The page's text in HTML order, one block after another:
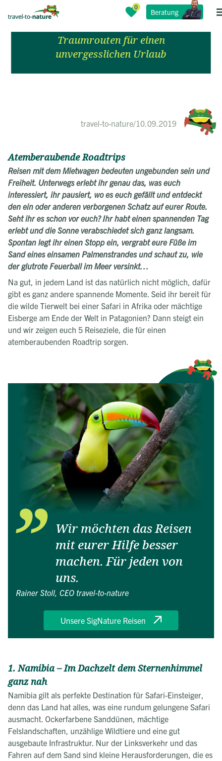
Beratung
Die 5 schönsten Länder für eine
Mietwagenreise
Traumrouten für einen
unvergesslichen Urlaub
travel-to-nature/10.09.2019
Atemberaubende Roadtrips
Reisen mit dem Mietwagen bedeuten ungebunden sein und
Freiheit. Unterwegs erlebt ihr genau das, was euch
interessiert, ihr pausiert, wo es euch gefällt und entdeckt
den ein oder anderen verborgenen Schatz auf eurer Route.
Seht ihr es schon vor euch? Ihr habt einen spannenden Tag
erlebt und die Sonne verabschiedet sich ganz langsam.
Spontan legt ihr einen Stopp ein, vergrabt eure Füße im
Sand eines einsamen Palmenstrandes und schaut zu, wie
der glutrote Feuerball im Meer versinkt…
Na gut, in jedem Land ist das natürlich nicht möglich, dafür
gibt es ganz andere spannende Momente. Seid ihr bereit für
die wilde Tierwelt bei einer Safari in Afrika oder mächtige
Eisberge am Ende der Welt in Patagonien? Dann steigt ein
und wir zeigen euch 5 Reiseziele, die für einen
atemberaubenden Roadtrip sorgen.
Wir möchten das Reisen
mit eurer Hilfe besser
machen. Für jeden von
uns.
Rainer Stoll, CEO travel-to-nature
Unsere SigNature Reisen
1. Namibia – Im Dachzelt dem Sternenhimmel
ganz nah
Namibia gilt als perfekte Destination für Safari-Einsteiger,
denn das Land hat alles, was eine rundum gelungene Safari
ausmacht. Ockerfarbene Sanddünen, mächtige
Felslandschaften, unzählige Wildtiere und eine gut
ausgebaute Infrastruktur. Nur der Linksverkehr und das
Fahren auf dem Sand sind kleine Herausforderungen, die es